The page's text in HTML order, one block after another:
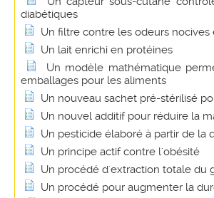
diabétiques
Un filtre contre les odeurs nocives
Un lait enrichi en protéines
Un modèle mathématique
emballages pour les aliments
Un nouveau sachet pré-stérilisé
Un nouvel additif pour réduire la
Un pesticide élaboré à partir de la
Un principe actif contre l'obésité
Un procédé d'extraction totale du
Un procédé pour augmenter la